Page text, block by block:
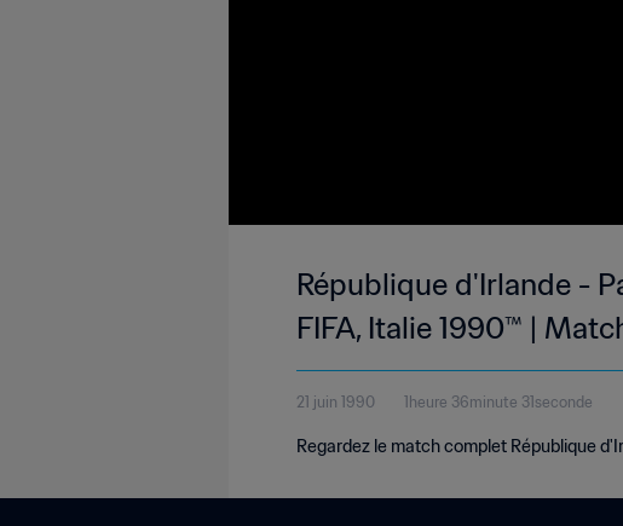
République d'Irlande -
FIFA, Italie 1990™ |
21 juin 1990 1heure 36minute 31seconde
Regardez le match complet République